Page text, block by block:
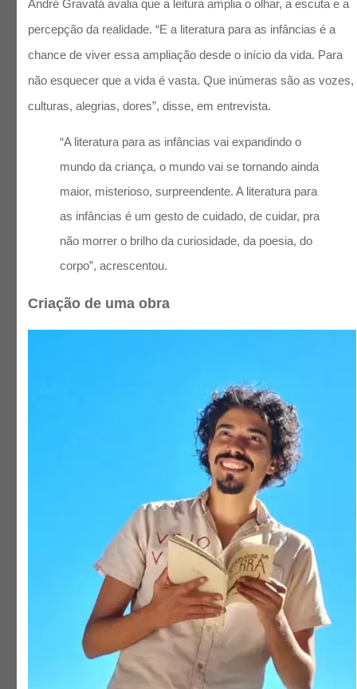
André Gravatá avalia que a leitura amplia o olhar, a escuta e a
percepção da realidade. “E a literatura para as infâncias é a
chance de viver essa ampliação desde o início da vida. Para
não esquecer que a vida é vasta. Que inúmeras são as vozes,
culturas, alegrias, dores”, disse, em entrevista.
“A literatura para as infâncias vai expandindo o
mundo da criança, o mundo vai se tornando ainda
maior, misterioso, surpreendente. A literatura para
as infâncias é um gesto de cuidado, de cuidar, pra
não morrer o brilho da curiosidade, da poesia, do
corpo”, acrescentou.
Criação de uma obra